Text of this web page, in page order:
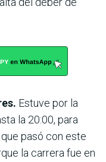
Estuve por la
la 20:00, para
pasó con este
la carrera fue en